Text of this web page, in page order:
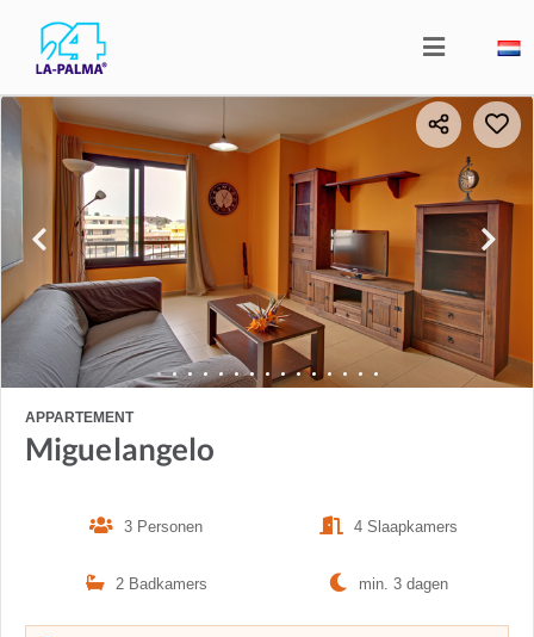
APPARTEMENT
Miguelangelo
3 Personen 4 Slaapkamers
2 Badkamers min. 3 dagen